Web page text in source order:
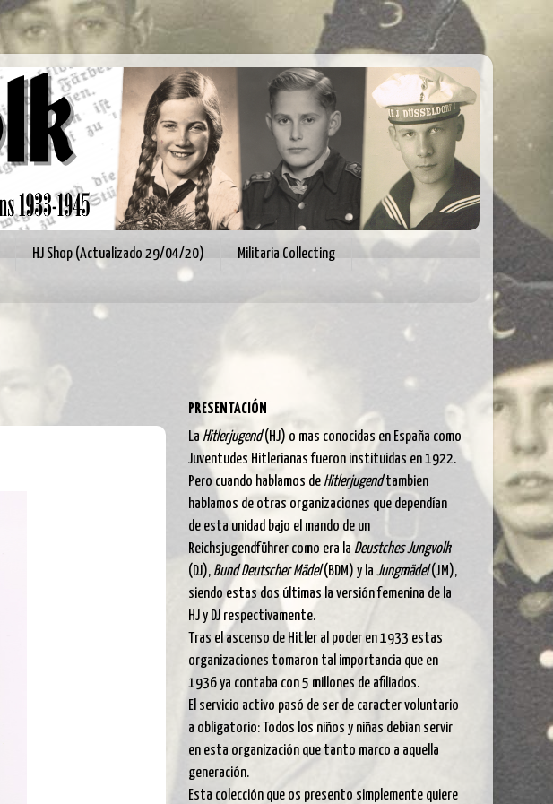
HJ Shop (Actualizado 29/04/20) Militaria Collecting
PRESENTACIÓN
La Hitlerjugend(HJ) o mas conocidas en España como
Juventudes Hitlerianas fueron instituidas en 1922.
Pero cuando hablamos de Hitlerjugendtambien
hablamos de otras organizaciones que dependían
de esta unidad bajo el mando de un
Reichsjugendführer como era la Deustches Jungvolk
(DJ), Bund Deutscher Mädel(BDM) y la Jungmädel(JM),
siendo estas dos últimas la versión femenina de la
HJ y DJ respectivamente.
Tras el ascenso de Hitler al poder en 1933 estas
organizaciones tomaron tal importancia que en
1936 ya contaba con 5 millones de afiliados.
El servicio activo pasó de ser de caracter voluntario
a obligatorio: Todos los niños y niñas debían servir
en esta organización que tanto marco a aquella
generación.
Esta colección que os presento simplemente quiere